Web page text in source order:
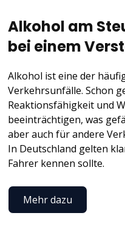
Alkohol am
bei einem
Alkohol ist eine der
Verkehrsunfälle. Schon
Reaktionsfähigkeit und
beeinträchtigen, was
aber auch für andere
In Deutschland gelten
Fahrer kennen sollte.
Mehr dazu